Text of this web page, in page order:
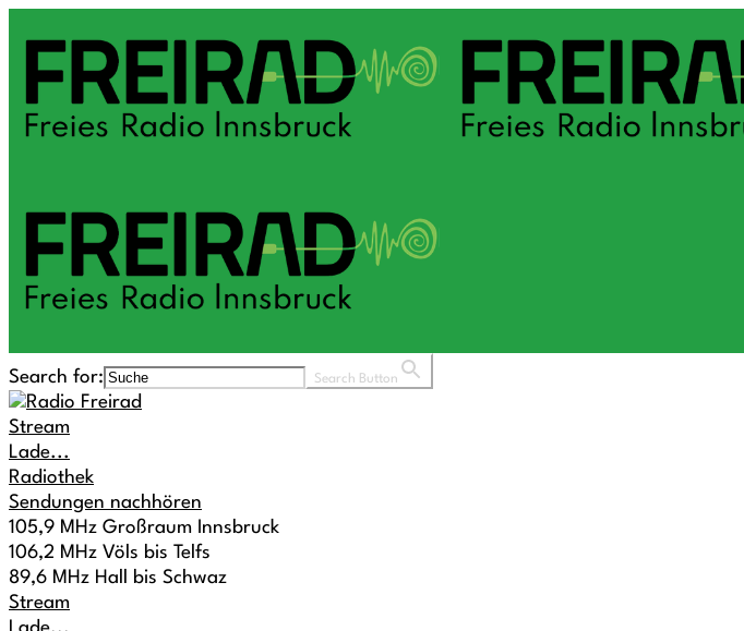
Search for: Search Button
Stream
Lade...
Radiothek
Sendungen nachhören
105,9 MHz Großraum Innsbruck
106,2 MHz Völs bis Telfs
89,6 MHz Hall bis Schwaz
Stream